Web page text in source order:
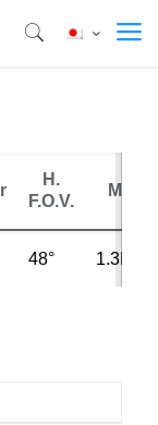
H.
F.O.V.
MP
48° 1.3MP